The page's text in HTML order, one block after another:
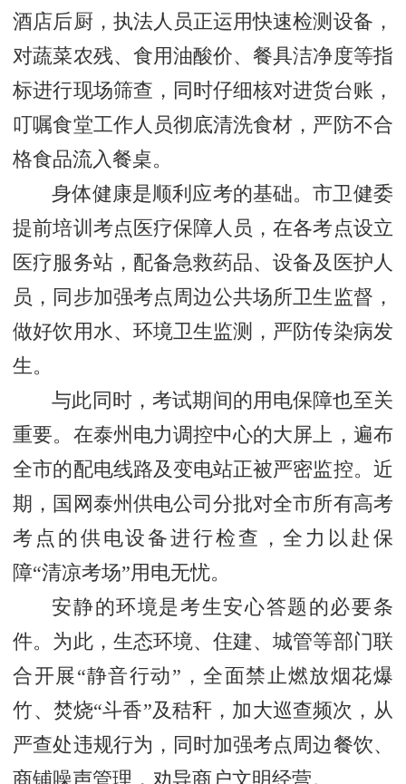
酒店后厨，执法人员正运用快速检测设备，
对蔬菜农残、食用油酸价、餐具洁净度等指
标进行现场筛查，同时仔细核对进货台账，
叮嘱食堂工作人员彻底清洗食材，严防不合
格食品流入餐桌。
身体健康是顺利应考的基础。市卫健委
提前培训考点医疗保障人员，在各考点设立
医疗服务站，配备急救药品、设备及医护人
员，同步加强考点周边公共场所卫生监督，
做好饮用水、环境卫生监测，严防传染病发
生。
与此同时，考试期间的用电保障也至关
重要。在泰州电力调控中心的大屏上，遍布
全市的配电线路及变电站正被严密监控。近
期，国网泰州供电公司分批对全市所有高考
考点的供电设备进行检查，全力以赴保
障“清凉考场”用电无忧。
安静的环境是考生安心答题的必要条
件。为此，生态环境、住建、城管等部门联
合开展“静音行动”，全面禁止燃放烟花爆
竹、焚烧“斗香”及秸秆，加大巡查频次，从
严查处违规行为，同时加强考点周边餐饮、